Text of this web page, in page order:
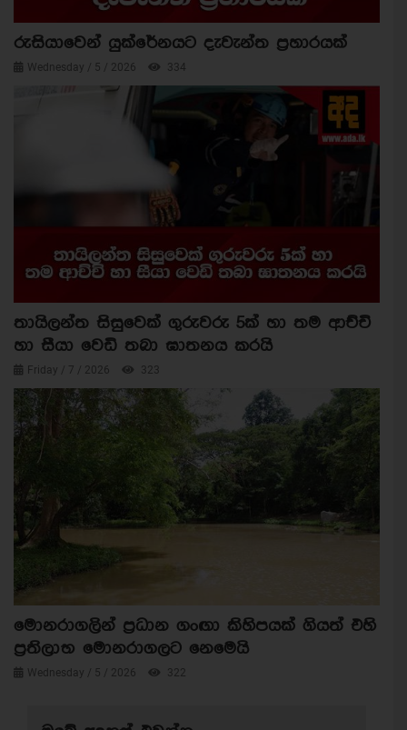
රුසියාවෙන් යුක්රේනයට දැවැන්ත ප්‍රහාරයක්
Wednesday / 5 / 2026 334
තායිලන්ත සිසුවෙක් ගුරුවරු 5ක් හා තම ආච්චි
හා සීයා වෙඩි තබා ඝාතනය කරයි
Friday / 7 / 2026 323
මොනරාගලින් ප්‍රධාන ගංඟා කිහිපයක් ගියත් එහි
ප්‍රතිලාභ මොනරාගලට නෙමෙයි
Wednesday / 5 / 2026 322